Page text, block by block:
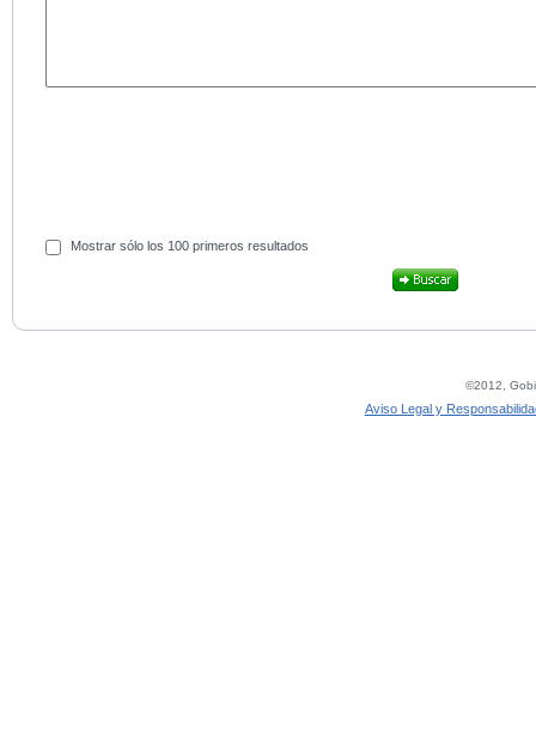
Mostrar sólo los 100 primeros resultados
©2012,
Aviso Legal y